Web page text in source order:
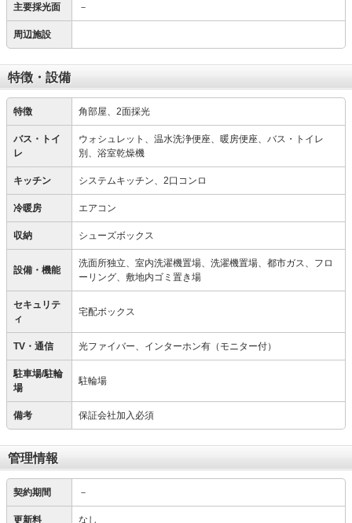
主要採光面 －
周辺施設
特徴・設備
特徴 角部屋、2面採光
バス・トイ
レ
ウォシュレット、温水洗浄便座、暖房便座、バス・トイレ
別、浴室乾燥機
キッチン システムキッチン、2口コンロ
冷暖房 エアコン
収納 シューズボックス
設備・機能
洗面所独立、室内洗濯機置場、洗濯機置場、都市ガス、フロ
ーリング、敷地内ゴミ置き場
セキュリテ
ィ
宅配ボックス
TV・通信 光ファイバー、インターホン有（モニター付）
駐車場/駐輪
場
駐輪場
備考 保証会社加入必須
管理情報
契約期間 －
更新料 なし